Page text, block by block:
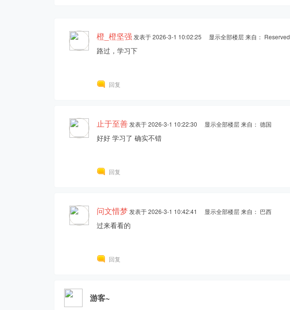
橙_橙坚强 发表于 2026-3-1 10:02:25 显示全部楼层来自： Reserved
路过，学习下
回复
止于至善 发表于 2026-3-1 10:22:30 显示全部楼层来自： 德国
好好 学习了 确实不错
回复
问文惜梦 发表于 2026-3-1 10:42:41 显示全部楼层来自： 巴西
过来看看的
回复
游客~